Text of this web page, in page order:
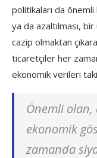
politikaları da önemli
ya da azaltılması,
cazip olmaktan
ticaretçiler her
ekonomik verileri
Önemli olan,
ekonomik
zamanda